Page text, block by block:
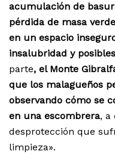
acumulación de
pérdida de masa
en un espacio
insalubridad y
parte, el Monte
que los malagueños
observando cómo se
en una escombrera, a
desprotección que
limpieza».